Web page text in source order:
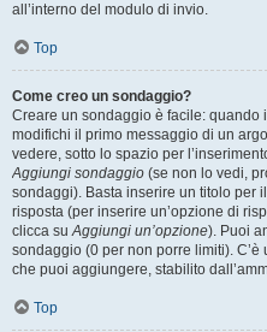
all’interno del modulo di invio.
Top
Come creo un sondaggio?
Creare un sondaggio è facile:
modifichi il primo messaggio di un
vedere, sotto lo spazio per
Aggiungi sondaggio (se non lo vedi,
sondaggi). Basta inserire un titolo per
risposta (per inserire un’opzione di
clicca suAggiungi un’opzione). Puoi
sondaggio (0 per non porre limiti).
che puoi aggiungere, stabilito
Top